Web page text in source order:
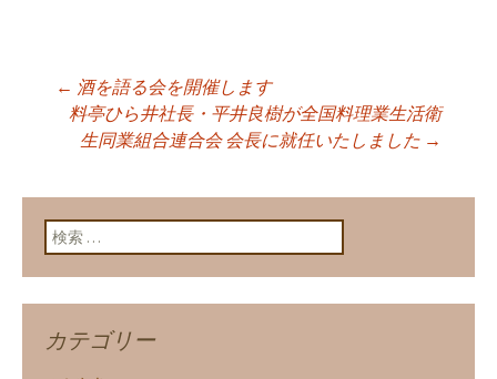
投稿ナビゲーショ
ン
← 酒を語る会を開催します
料亭ひら井社長・平井良樹が全国料理業生活衛
生同業組合連合会 会長に就任いたしました →
検索:
カテゴリー